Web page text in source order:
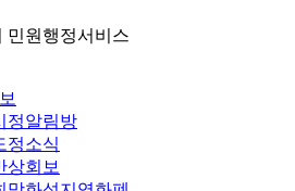
민원행정서비스
정알림방
정소식
상회보